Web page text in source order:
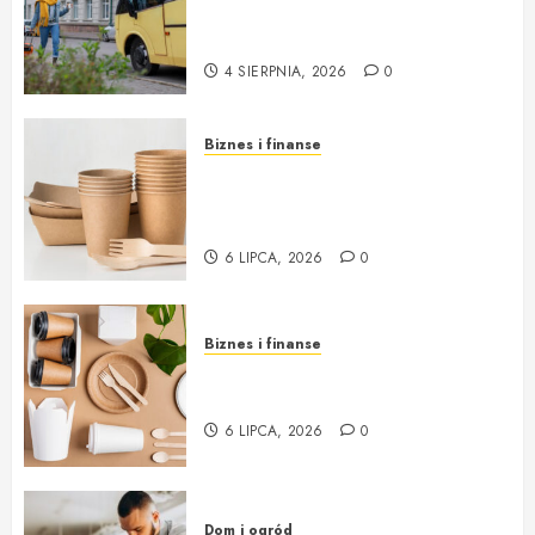
4 SIERPNIA, 2026 0
Biznes i finanse
6 LIPCA, 2026 0
Biznes i finanse
6 LIPCA, 2026 0
Dom i ogród